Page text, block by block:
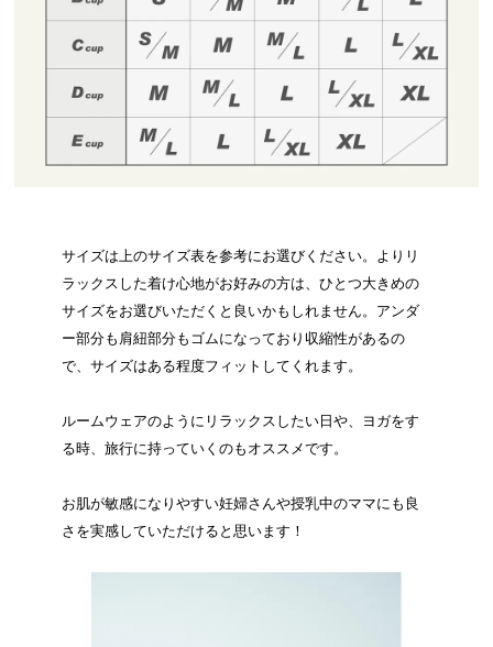
サイズは上のサイズ表を参考にお選びください。よりリ
ラックスした着け心地がお好みの方は、ひとつ大きめの
サイズをお選びいただくと良いかもしれません。アンダ
ー部分も肩紐部分もゴムになっており収縮性があるの
で、サイズはある程度フィットしてくれます。
ルームウェアのようにリラックスしたい日や、ヨガをす
る時、旅行に持っていくのもオススメです。
お肌が敏感になりやすい妊婦さんや授乳中のママにも良
さを実感していただけると思います！